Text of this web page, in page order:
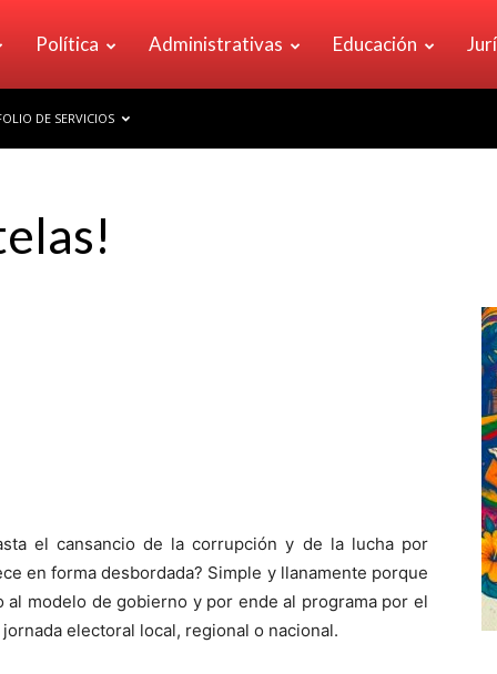
Política Administrativas Educación
DE SERVICIOS
el cansancio de la corrupción y de la lucha por
en forma desbordada? Simple y llanamente porque
modelo de gobierno y por ende al programa por el
electoral local, regional o nacional.